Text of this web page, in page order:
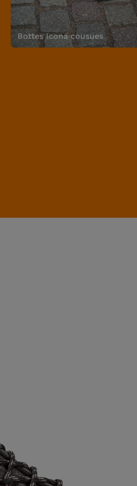
Bottes Icona cousues